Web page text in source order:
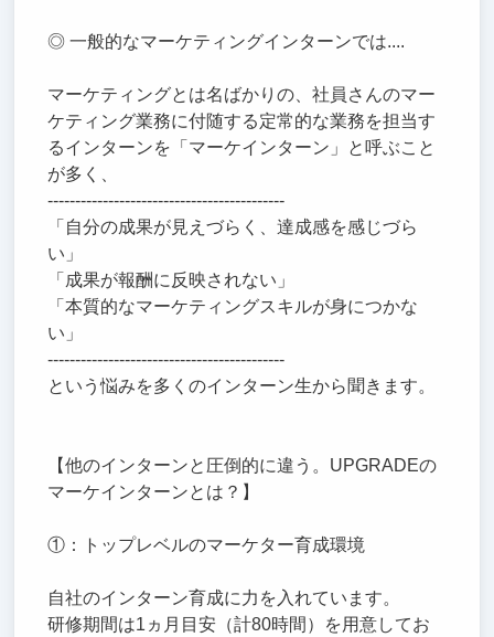
◎ 一般的なマーケティングインターンでは....
マーケティングとは名ばかりの、社員さんのマー
ケティング業務に付随する定常的な業務を担当す
るインターンを「マーケインターン」と呼ぶこと
が多く、
-------------------------------------------
「自分の成果が見えづらく、達成感を感じづら
い」
「成果が報酬に反映されない」
「本質的なマーケティングスキルが身につかな
い」
-------------------------------------------
という悩みを多くのインターン生から聞きます。
【他のインターンと圧倒的に違う。UPGRADEの
マーケインターンとは？】
①：トップレベルのマーケター育成環境
自社のインターン育成に力を入れています。
研修期間は1ヵ月目安（計80時間）を用意してお